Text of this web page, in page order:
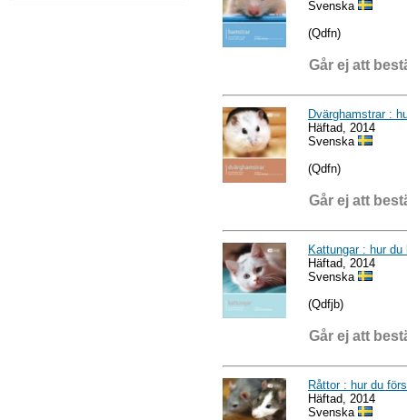
Svenska
(Qdfn)
Går ej att
Dvärghamstrar :
Häftad, 2014
Svenska
(Qdfn)
Går ej att
Kattungar : hur
Häftad, 2014
Svenska
(Qdfjb)
Går ej att
Råttor : hur du
Häftad, 2014
Svenska